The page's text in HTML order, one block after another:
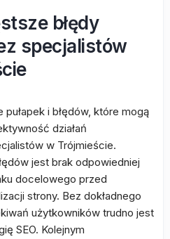
błędy
specjalistów
pułapek i błędów, które mogą
działań
w Trójmieście.
jest brak odpowiedniej
docelowego przed
strony. Bez dokładnego
użytkowników trudno jest
SEO. Kolejnym